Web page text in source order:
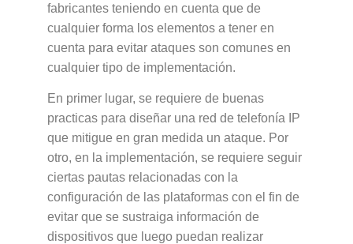
fabricantes teniendo en cuenta que de
cualquier forma los elementos a tener en
cuenta para evitar ataques son comunes en
cualquier tipo de implementación.
En primer lugar, se requiere de buenas
practicas para diseñar una red de telefonía IP
que mitigue en gran medida un ataque. Por
otro, en la implementación, se requiere seguir
ciertas pautas relacionadas con la
configuración de las plataformas con el fin de
evitar que se sustraiga información de
dispositivos que luego puedan realizar